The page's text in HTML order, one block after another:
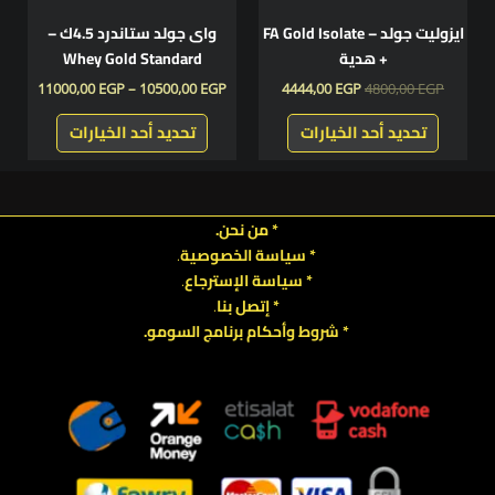
ايزوليت جولد – FA Gold Isolate
+ هدية
4800,00EGP
4444,00EGP
تحديد أحد الخيارات
الخيارات
صفحة
المنتج
واى جولد ستاندرد 4.5ك –
Whey Gold Standard
10500,00EGP
–
11000,00EGP
تحديد أحد الخيارات
صفحة
المنتج
* من نحن.
* سياسة الخصوصية.
*سياسةالإسترجاع.
* إتصل بنا.
* شروط وأحكام برنامج السومو.